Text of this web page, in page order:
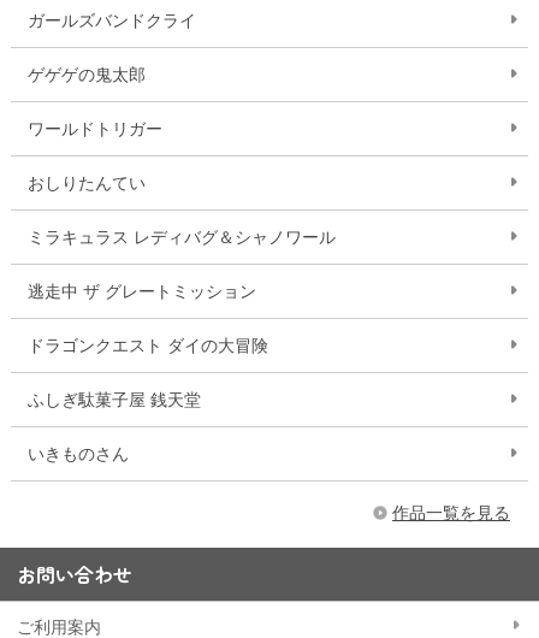
ガールズバンドクライ
ゲゲゲの鬼太郎
ワールドトリガー
おしりたんてい
ミラキュラス レディバグ＆シャノワール
逃走中 ザ グレートミッション
ドラゴンクエスト ダイの大冒険
ふしぎ駄菓子屋 銭天堂
いきものさん
作品一覧を見る
お問い合わせ
ご利用案内